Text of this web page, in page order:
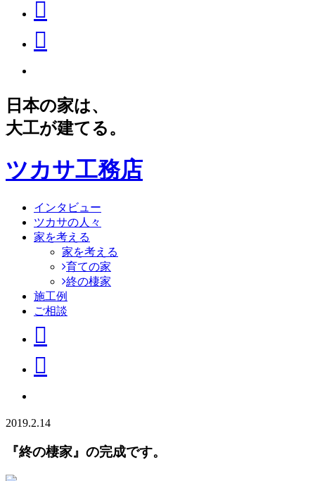
日本の家は、
大工が建てる。
ツカサ工務店
インタビュー
ツカサの人々
家を考える
家を考える
育ての家
終の棲家
施工例
ご相談
2019.2.14
『終の棲家』の完成です。